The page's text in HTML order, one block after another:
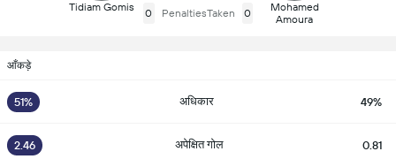
Tidiam Gomis 0 PenaltiesTaken 0
Mohamed
Amoura
आँकड़े
51% अधिकार 49%
2.46 अपेक्षित गोल 0.81